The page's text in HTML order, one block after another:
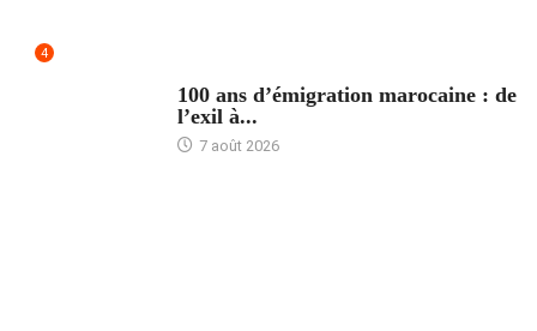
4
100 ans d’émigration marocaine : de
l’exil à...
7 août 2026